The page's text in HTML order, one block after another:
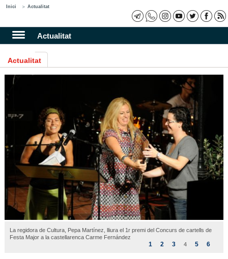
Inici Actualitat
Actualitat
Actualitat
La regidora de Cultura, Pepa Martínez, lliura el 1r premi del Concurs de cartells de
Festa Major a la castellarenca Carme Fernández
1 2 3 4 5 6